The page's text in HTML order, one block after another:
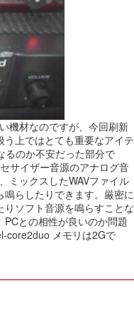
機材なのですが、今回刷新
う上ではとても重要なアイテ
るのか不安だった部分で
サイザー音源のアナログ音
ミックスしたWAVファイル
らしたりできます。厳密に
ソフト音源を鳴らすことな
との相性が良いのか問題
core2duo メモリは2Gで